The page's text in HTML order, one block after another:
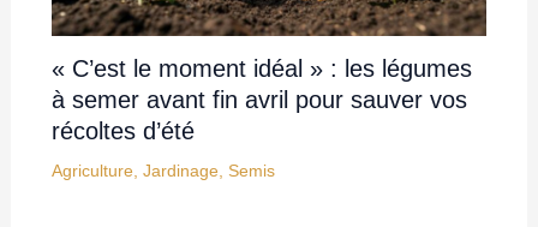
« C’est le moment idéal » : les légumes
à semer avant fin avril pour sauver vos
récoltes d’été
Agriculture, Jardinage, Semis